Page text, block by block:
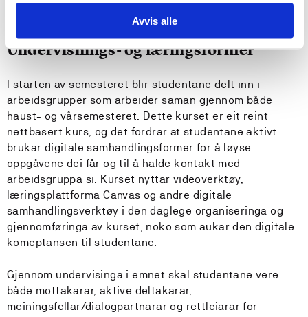
Avvis alle
Ingen
Undervisnings- og læringsformer
I starten av semesteret blir studentane delt inn i
arbeidsgrupper som arbeider saman gjennom både
haust- og vårsemesteret. Dette kurset er eit reint
nettbasert kurs, og det fordrar at studentane aktivt
brukar digitale samhandlingsformer for å løyse
oppgåvene dei får og til å halde kontakt med
arbeidsgruppa si. Kurset nyttar videoverktøy,
læringsplattforma Canvas og andre digitale
samhandlingsverktøy i den daglege organiseringa og
gjennomføringa av kurset, noko som aukar den digitale
komeptansen til studentane.
Gjennom undervisinga i emnet skal studentane vere
både mottakarar, aktive deltakarar,
meiningsfellar/dialogpartnarar og rettleiarar for